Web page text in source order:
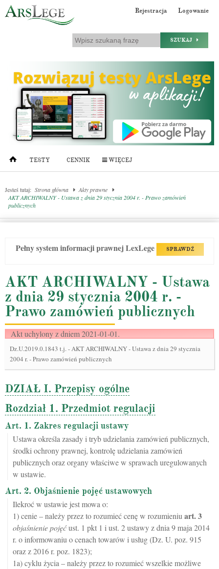
Rejestracja Logowanie
SZUKAJ
TESTY CENNIK WIĘCEJ
Jesteś tutaj: Strona główna
Akty prawne
AKT ARCHIWALNY - Ustawa z dnia 29 stycznia 2004 r. - Prawo zamówień
publicznych
Pełny system informacji prawnej LexLege SPRAWDŹ
AKT ARCHIWALNY - Ustawa
z dnia 29 stycznia 2004 r. -
Prawo zamówień publicznych
Akt uchylony z dniem 2021-01-01.
Dz.U.2019.0.1843 t.j.-AKT ARCHIWALNY - Ustawa z dnia 29 stycznia
2004 r. - Prawo zamówień publicznych
DZIAŁ I. Przepisy ogólne
Rozdział 1. Przedmiot regulacji
Art. 1. Zakres regulacji ustawy
Ustawa określa zasady i tryb udzielania zamówień publicznych,
środki ochrony prawnej, kontrolę udzielania zamówień
publicznych oraz organy właściwe w sprawach uregulowanych
w ustawie.
Art. 2. Objaśnienie pojęć ustawowych
Ilekroć w ustawie jest mowa o:
1) cenie – należy przez to rozumieć cenę w rozumieniu art.3
objaśnienie pojęćust. 1 pkt 1 i ust. 2 ustawy z dnia 9 maja 2014
r. o informowaniu o cenach towarów i usług (Dz. U. poz. 915
oraz z 2016 r. poz. 1823);
1a) cyklu życia – należy przez to rozumieć wszelkie możliwe